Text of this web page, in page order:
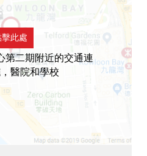
此處
第二期附近的交通連
醫院和學校